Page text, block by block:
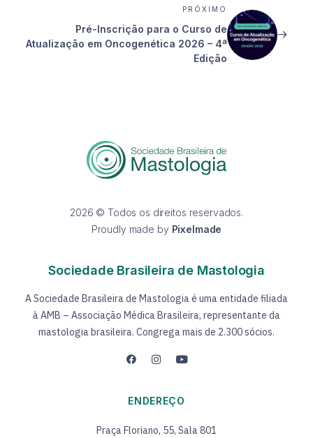
PRÓXIMO
Pré-Inscrição para o Curso de
Atualização em Oncogenética 2026 – 4ª
Edição
2026 © Todos os direitos reservados.
Proudly made by Pixelmade
Sociedade Brasileira de Mastologia
A Sociedade Brasileira de Mastologia é uma entidade filiada
à AMB – Associação Médica Brasileira, representante da
mastologia brasileira. Congrega mais de 2.300 sócios.
ENDEREÇO
Praça Floriano, 55, Sala 801